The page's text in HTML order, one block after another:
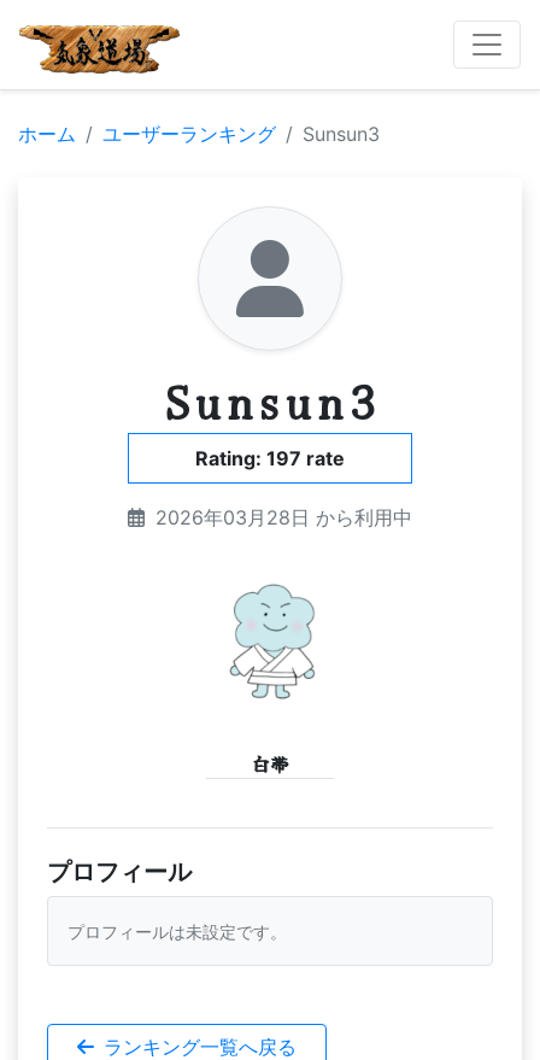
ホーム ユーザーランキング Sunsun3
Sunsun3
Rating: 197 rate
2026年03月28日 から利用中
白帯
プロフィール
プロフィールは未設定です。
ランキング一覧へ戻る